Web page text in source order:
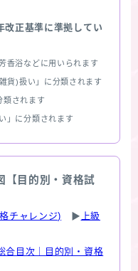
正基準に準拠してい
香浴などに用いられます
貨)扱い」に分類されます
類されます
」に分類されます
【目的別・資格試
チャレンジ) ▶ 上級
合目次｜目的別・資格